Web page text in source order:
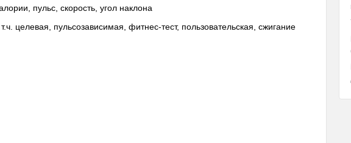
пульс, скорость, угол наклона
целевая, пульсозависимая, фитнес-тест, пользовательская, сжигание